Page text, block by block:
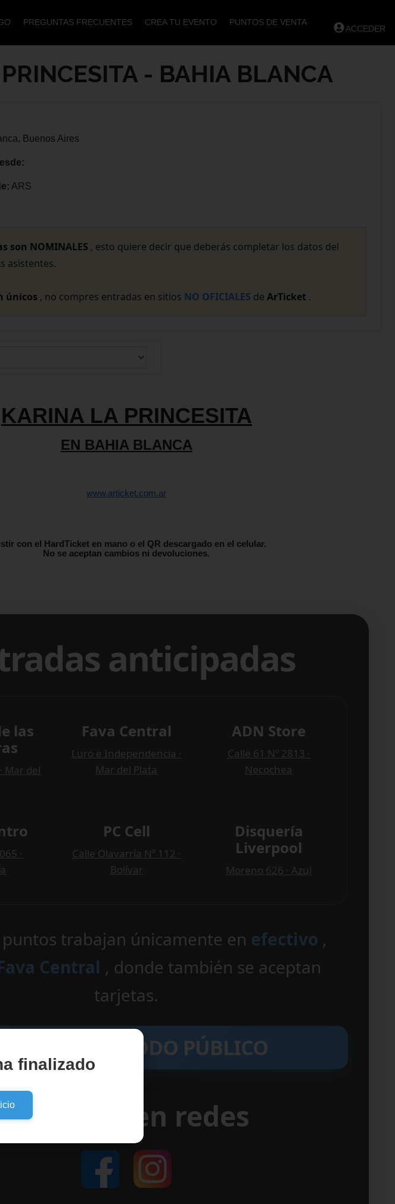
PREGUNTAS FRECUENTES CREA TU EVENTO PUNTOS DE VENTA
ACCEDER
finalizado
- BAHIA BLANCA
Buenos Aires
ARS
son NOMINALES , esto quiere decir que deberás completar los datos del
asistentes.
únicos , no compres entradas en sitios NO OFICIALES de ArTicket .
KARINA LA PRINCESITA
EN BAHIA BLANCA
www.articket.com.ar
con el HardTicket en mano o el QR descargado en el celular.
No se aceptan cambios ni devoluciones.
anticipadas
las
Mar del
Fava Central
Luro e Independencia ·
Mar del Plata
ADN Store
Calle 61 Nº 2813 ·
Necochea
·
PC Cell
Calle Olavarría Nº 112 ·
Bolívar
Disquería
Liverpool
Moreno 626 · Azul
puntos trabajan únicamente en efectivo ,
Central , donde también se aceptan
tarjetas.
APTO TODO PÚBLICO
Seguinos en redes